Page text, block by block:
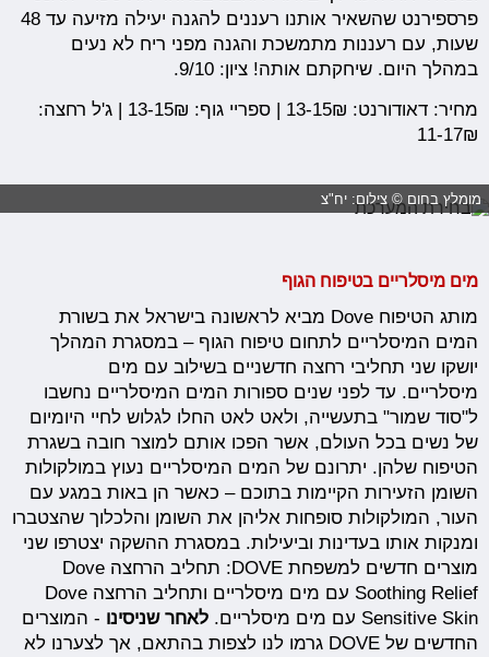
פרספירנט שהשאיר אותנו רעננים להגנה יעילה מזיעה עד 48
שעות, עם רעננות מתמשכת והגנה מפני ריח לא נעים
במהלך היום. שיחקתם אותה! ציון: 9/10.
מחיר: דאודורנט: 13-15₪ | ספריי גוף: 13-15₪ | ג'ל רחצה:
11-17₪
מומלץ בחום © צילום: יח"צ
מים מיסלריים בטיפוח הגוף
מותג הטיפוח Dove מביא לראשונה בישראל את בשורת
המים המיסלריים לתחום טיפוח הגוף – במסגרת המהלך
יושקו שני תחליבי רחצה חדשניים בשילוב עם מים
מיסלריים. עד לפני שנים ספורות המים המיסלריים נחשבו
ל"סוד שמור" בתעשייה, ולאט לאט החלו לגלוש לחיי היומיום
של נשים בכל העולם, אשר הפכו אותם למוצר חובה בשגרת
הטיפוח שלהן. יתרונם של המים המיסלריים נעוץ במולקולות
השומן הזעירות הקיימות בתוכם – כאשר הן באות במגע עם
העור, המולקולות סופחות אליהן את השומן והלכלוך שהצטברו
ומנקות אותו בעדינות וביעילות. במסגרת ההשקה יצטרפו שני
מוצרים חדשים למשפחת DOVE: תחליב הרחצה Dove
Soothing Relief עם מים מיסלריים ותחליב הרחצה Dove
Sensitive Skin עם מים מיסלריים.
לאחר שניסינו - המוצרים
החדשים של DOVE גרמו לנו לצפות בהתאם, אך לצערנו לא